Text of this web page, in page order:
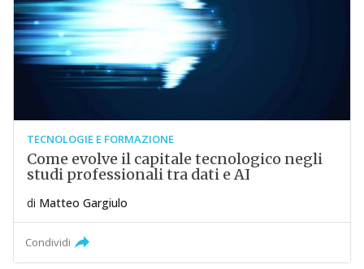
TECNOLOGIE E FORMAZIONE
Come evolve il capitale tecnologico negli
studi professionali tra dati e AI
di Matteo Gargiulo
Condividi